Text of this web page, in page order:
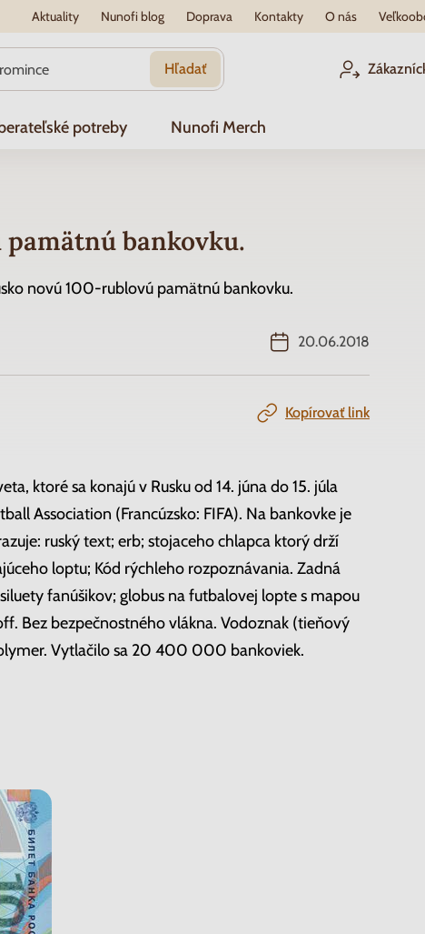
Aktuality Nunofi blog Doprava Kontakty O nás
Hľadať
potreby Nunofi Merch
bankovku.
novú 100-rublovú pamätnú bankovku.
20.06.2018
Kopírovať link
ktoré sa konajú v Rusku od 14. júna do 15. júla
Association (Francúzsko: FIFA). Na bankovke je
ruský text; erb; stojaceho chlapca ktorý drží
loptu; Kód rýchleho rozpoznávania. Zadná
fanúšikov; globus na futbalovej lopte s mapou
Bez bezpečnostného vlákna. Vodoznak (tieňový
Vytlačilo sa 20 400 000 bankoviek.